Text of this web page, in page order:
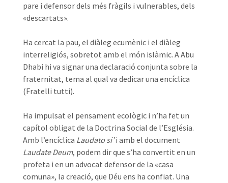
pare i defensor dels més fràgils i vulnerables, dels
«descartats».
Ha cercat la pau, el diàleg ecumènic i el diàleg
interreligiós, sobretot amb el món islàmic. A Abu
Dhabi hi va signar una declaració conjunta sobre la
fraternitat, tema al qual va dedicar una encíclica
(Fratelli tutti).
Ha impulsat el pensament ecològic i n’ha fet un
capítol obligat de la Doctrina Social de l’Església.
Amb l’encíclica Laudato si’i amb el document
Laudate Deum, podem dir que s’ha convertit en un
profeta i en un advocat defensor de la «casa
comuna», la creació, que Déu ens ha confiat. Una